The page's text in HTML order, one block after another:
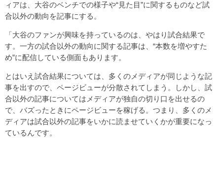
ィアは、大谷のベンチでの様子や“見た目”に関するものなど試
合以外の動向を記事にする。
「大谷のファンが興味を持っているのは、やはり試合結果で
す。一方の試合以外の動向に関する記事は、“本数を増やすた
め”に配信している側面もあります。
とはいえ試合結果については、多くのメディアが同じような記
事を出すので、ページビューが分散されてしまう。しかし、試
合以外の記事についてはメディアが独自の切り口を出せるの
で、バズったときにページビューを稼げる。つまり、多くのメ
ディアは試合以外の記事をいかに読ませていくかが重要になっ
ているんです。